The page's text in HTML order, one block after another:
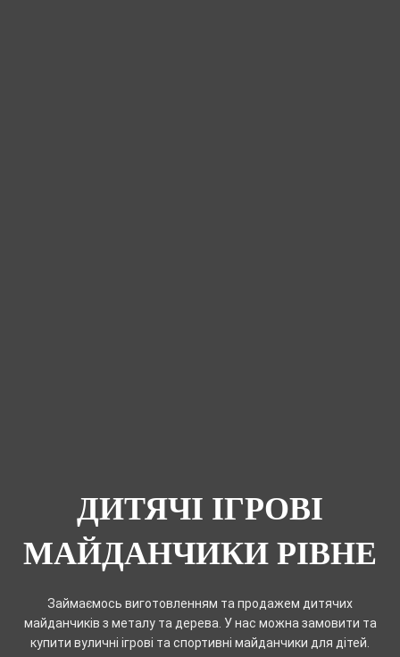
ДИТЯЧІ ІГРОВІ
МАЙДАНЧИКИ РІВНЕ
Займаємось виготовленням та продажем дитячих
майданчиків з металу та дерева. У нас можна замовити та
купити вуличні ігрові та спортивні майданчики для дітей.